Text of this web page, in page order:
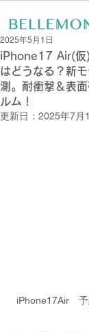
iPhone17 Air(仮)
はどうなる？新
測。耐衝撃＆表
ルム！
2025年5月1日
更新日： 2025年7月
iPhone17Air　